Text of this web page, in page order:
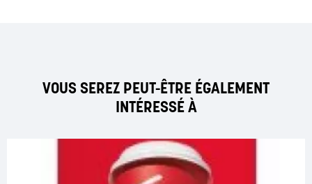
VOUS SEREZ PEUT-ÊTRE ÉGALEMENT
INTÉRESSÉ À